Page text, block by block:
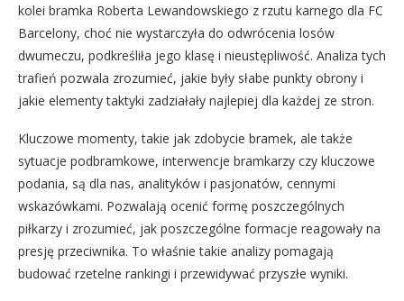
kolei bramka Roberta Lewandowskiego z rzutu karnego dla FC
Barcelony, choć nie wystarczyła do odwrócenia losów
dwumeczu, podkreśliła jego klasę i nieustępliwość. Analiza tych
trafień pozwala zrozumieć, jakie były słabe punkty obrony i
jakie elementy taktyki zadziałały najlepiej dla każdej ze stron.
Kluczowe momenty, takie jak zdobycie bramek, ale także
sytuacje podbramkowe, interwencje bramkarzy czy kluczowe
podania, są dla nas, analityków i pasjonatów, cennymi
wskazówkami. Pozwalają ocenić formę poszczególnych
piłkarzy i zrozumieć, jak poszczególne formacje reagowały na
presję przeciwnika. To właśnie takie analizy pomagają
budować rzetelne rankingi i przewidywać przyszłe wyniki.